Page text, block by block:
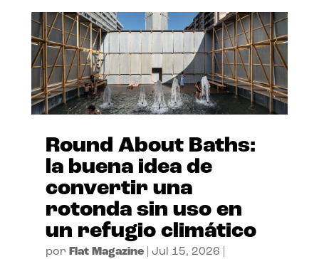
Round About Baths:
la buena idea de
convertir una
rotonda sin uso en
un refugio climático
por Flat Magazine| Jul 15, 2026